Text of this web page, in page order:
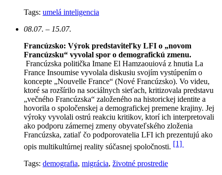
Tags: umelá inteligencia
08.07. – 15.07.
Francúzsko: Výrok predstaviteľky LFI o „novom
Francúzsku“ vyvolal spor o demografickú zmenu.
Francúzska politička Imane El Hamzaouiová z hnutia La
France Insoumise vyvolala diskusiu svojím vystúpením o
koncepte „Nouvelle France“ (Nové Francúzsko). Vo videu,
ktoré sa rozšírilo na sociálnych sieťach, kritizovala predstavu
„večného Francúzska“ založeného na historickej identite a
hovorila o spoločenskej a demografickej premene krajiny. Jej
výroky vyvolali ostrú reakciu kritikov, ktorí ich interpretovali
ako podporu zámernej zmeny obyvateľského zloženia
Francúzska, zatiaľ čo podporovatelia LFI ich prezentujú ako
opis multikultúrnej reality súčasnej spoločnosti. [1]
Tags: demografia, migrácia, životné prostredie